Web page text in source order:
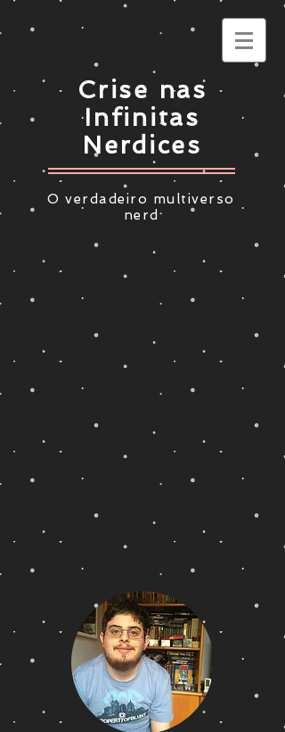
Crise nas
Infinitas
Nerdices
O verdadeiro multiverso
nerd